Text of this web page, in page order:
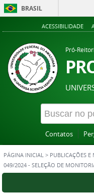
BRASIL
ACESSIBILIDADE
Pró-
Contatos
PÁGINA INICIAL > PUBLICAÇÕES E
049/2024 - SELEÇÃO DE